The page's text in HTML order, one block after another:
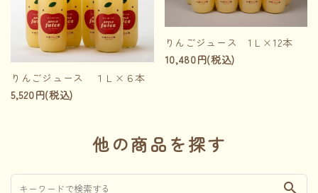
りんごジュース １Ｌ×６本
5,520円(税込)
りんごジュース 1Ｌ×12本
10,480円(税込)
他の商品を探す
search